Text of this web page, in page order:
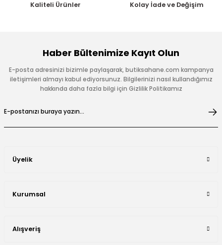
Kaliteli Ürünler Kolay İade ve Değişim
Haber Bültenimize Kayıt Olun
E-posta adresinizi bizimle paylaşarak, butiksahane.com kampanya
iletişimleri almayı kabul ediyorsunuz. Bilgilerinizi nasıl kullandığımız
hakkında daha fazla bilgi için Gizlilik Politikamız
Üyelik
Kurumsal
Alışveriş